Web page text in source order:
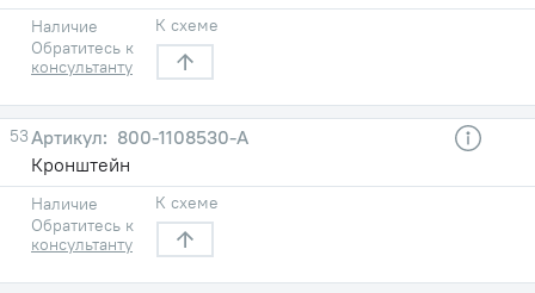
Наличие
Обратитесь к
консультанту
К схеме
53
800-1108530-А
Кронштейн
Наличие
Обратитесь к
консультанту
К схеме